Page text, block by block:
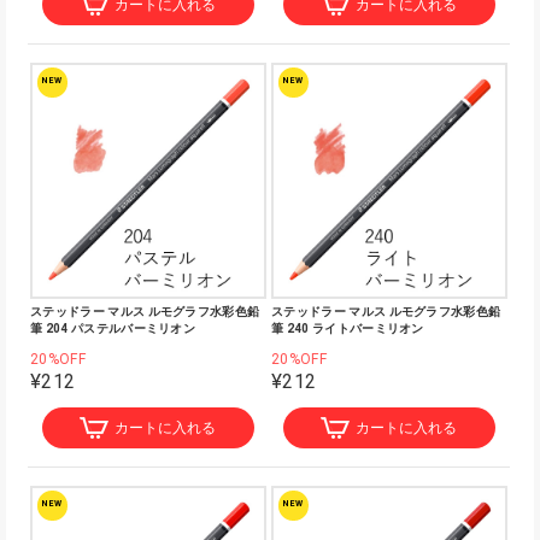
カートに入れる カートに入れる
NEW
ステッドラー マルス ルモグラフ水彩色鉛
筆 204 パステルバーミリオン
20%OFF
¥212
カートに入れる
NEW
ステッドラー マルス ルモグラフ水彩色鉛
筆 240 ライトバーミリオン
20%OFF
¥212
カートに入れる
NEW NEW